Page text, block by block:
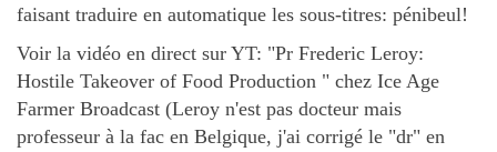
faisant traduire en automatique les sous-titres: pénibeul!
Voir la vidéo en direct sur YT: "Pr Frederic Leroy:
Hostile Takeover of Food Production " chez Ice Age
Farmer Broadcast (Leroy n'est pas docteur mais
professeur à la fac en Belgique, j'ai corrigé le "dr" en